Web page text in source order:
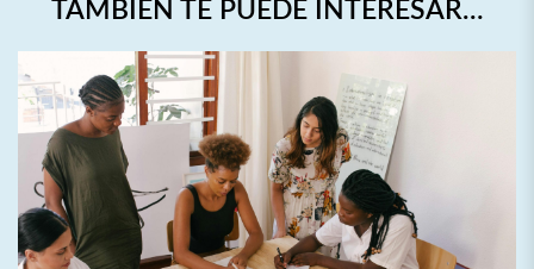
TAMBIÉN TE PUEDE INTERESAR…